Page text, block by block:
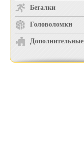
Бегалки
Головоломки
Дополнительные